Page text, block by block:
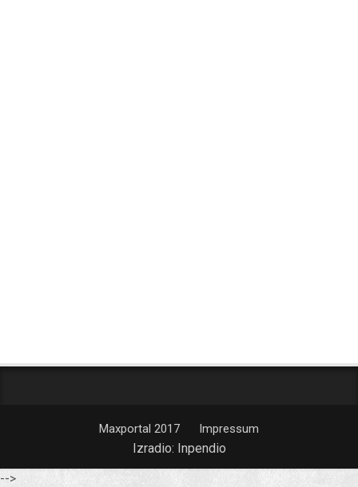
Maxportal 2017 Impressum
Izradio: Inpendio
-->